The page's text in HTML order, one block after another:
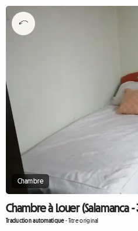
Chambre
Chambre à Louer (Salamanca
Traduction automatique-Titre original